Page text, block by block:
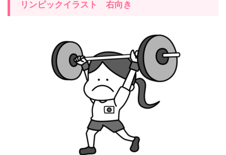
リンピックイラスト 右向き